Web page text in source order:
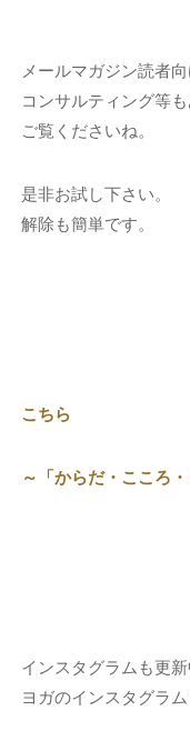
メールマガジン読者
コンサルティング等
ご覧くださいね。
是非お試し下さい。
解除も簡単です。
こちら
～「からだ・こころ
インスタグラムも更新
ヨガのインスタグラ